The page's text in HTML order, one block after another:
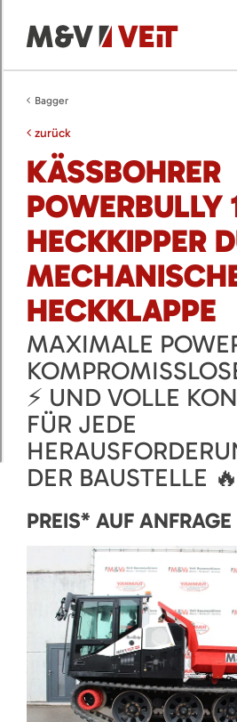
Bagger
zurück
KÄSSBOHRER
POWERBULLY
HECKKIPPER
HECKKLAPPE
MAXIMALE
⚡ UND VOLLE
FÜR JEDE
DER BAUSTELLE 🔥
PREIS* AUF ANFRAGE